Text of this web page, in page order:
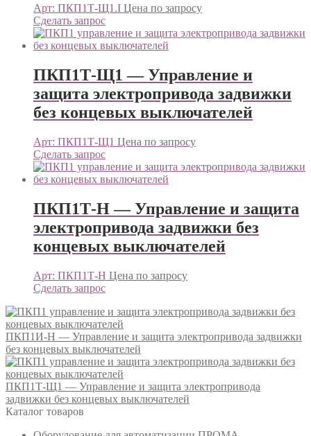
Арт: ПКП1Т-Щ1.I Цена по запросу
Сделать запрос
ПКП1Т-Щ1 — Управление и
защита электропривода задвижки
без концевых выключателей
Арт: ПКП1Т-Щ1 Цена по запросу
Сделать запрос
ПКП1Т-Н — Управление и защита
электропривода задвижки без
концевых выключателей
Арт: ПКП1Т-Н Цена по запросу
Сделать запрос
ПКП1И-Н — Управление и защита электропривода задвижки
без концевых выключателей
ПКП1Т-Щ1 — Управление и защита электропривода
задвижки без концевых выключателей
Каталог товаров